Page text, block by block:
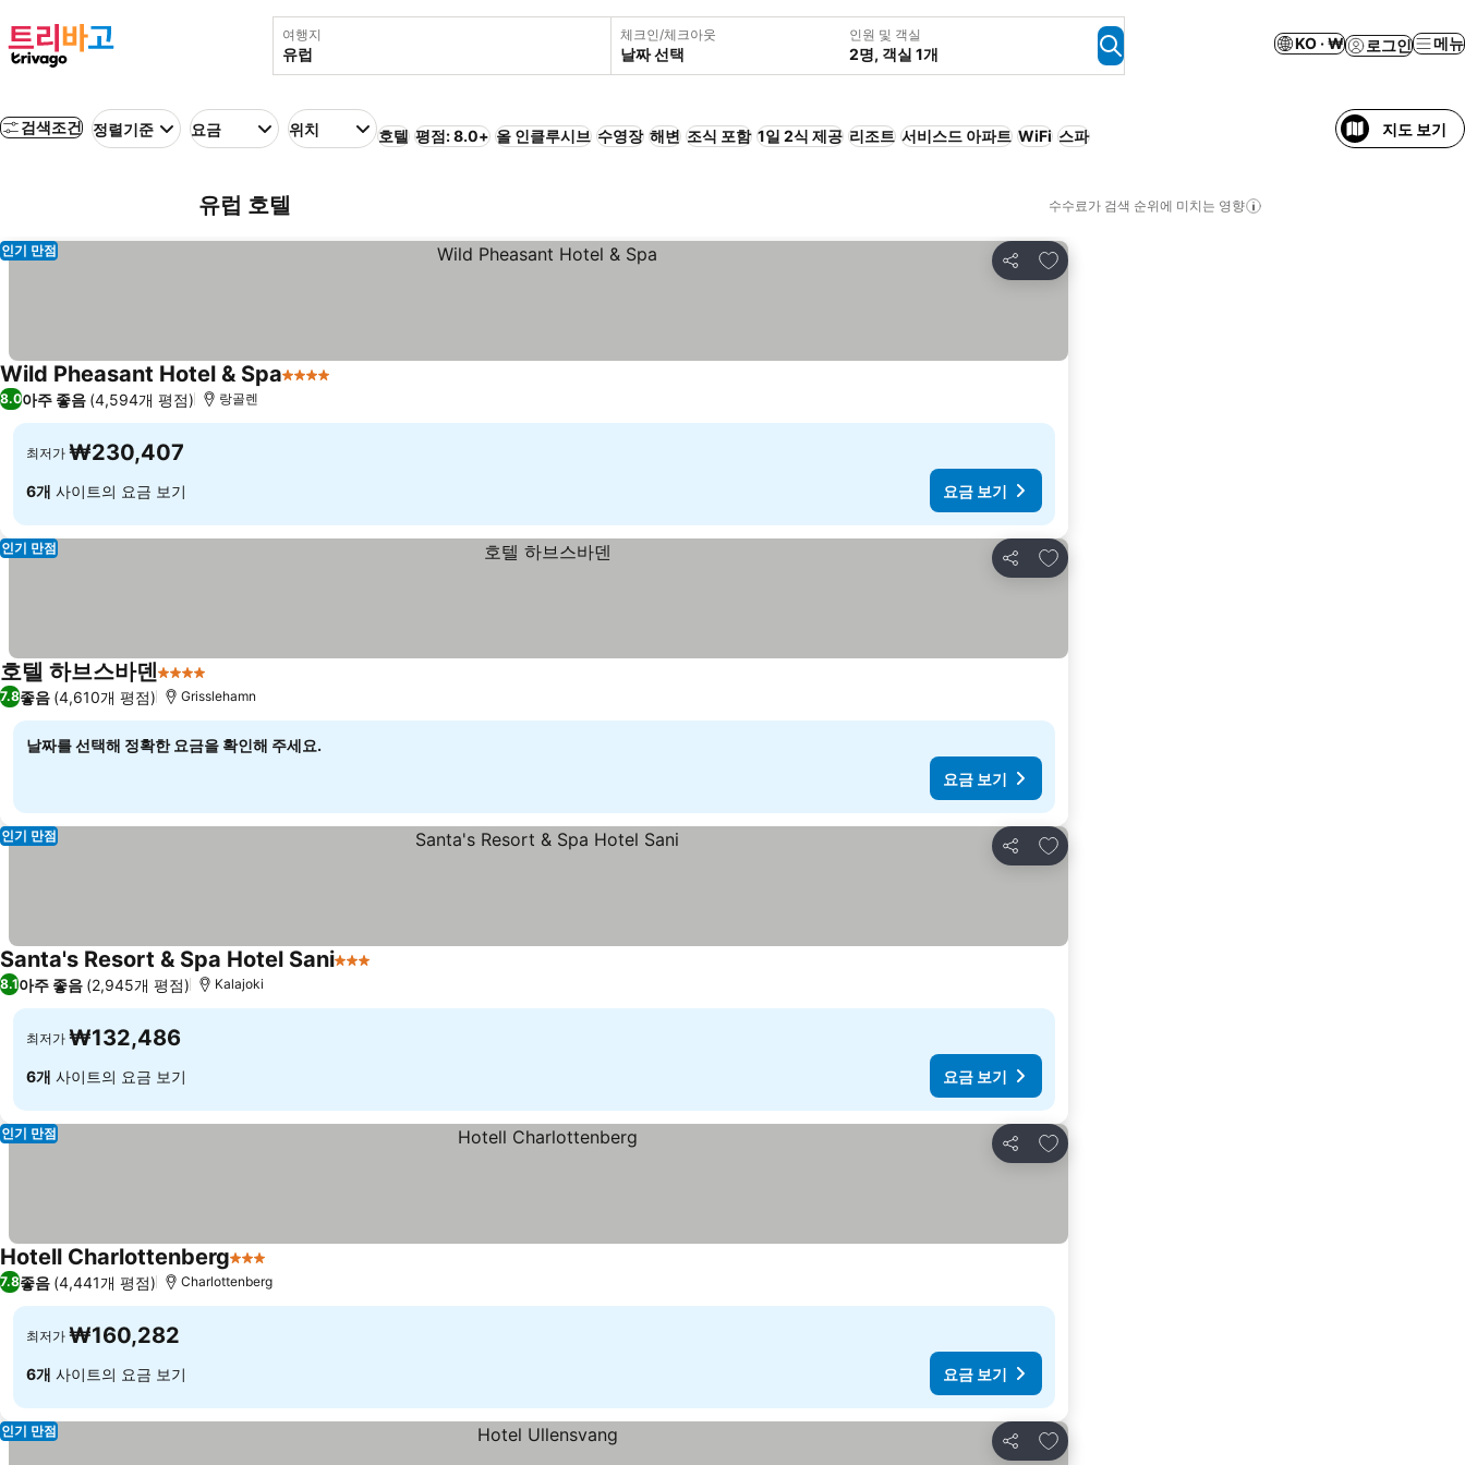
여행지 체크인/체크아웃
날짜 선택
인원 및 객실
2명, 객실 1개
KO · ₩ 로그인 메뉴
검색조건 정렬기준 요금 위치 호텔 평점: 8.0+ 올 인클루시브 수영장 해변 조식 포함 1일 2식 제공 리조트 서비스드 아파트 WiFi 스파 지도 보기
유럽 호텔 수수료가 검색 순위에 미치는 영향
공유
즐겨찾기에 추가
인기 만점
Wild Pheasant Hotel & Spa4 성급
8.0아주 좋음 (4,594개 평점) 랑골렌
최저가 ₩230,407
6개 사이트의 요금 보기 요금 보기
공유
즐겨찾기에 추가
인기 만점
호텔 하브스바덴4 성급
7.8좋음 (4,610개 평점) Grisslehamn
날짜를 선택해 정확한 요금을 확인해 주세요.
요금 보기
공유
즐겨찾기에 추가
인기 만점
Santa's Resort & Spa Hotel Sani3 성급
8.1아주 좋음 (2,945개 평점) Kalajoki
최저가 ₩132,486
6개 사이트의 요금 보기 요금 보기
공유
즐겨찾기에 추가
인기 만점
Hotell Charlottenberg3 성급
7.8좋음 (4,441개 평점) Charlottenberg
최저가 ₩160,282
6개 사이트의 요금 보기 요금 보기
공유
즐겨찾기에 추가
인기 만점